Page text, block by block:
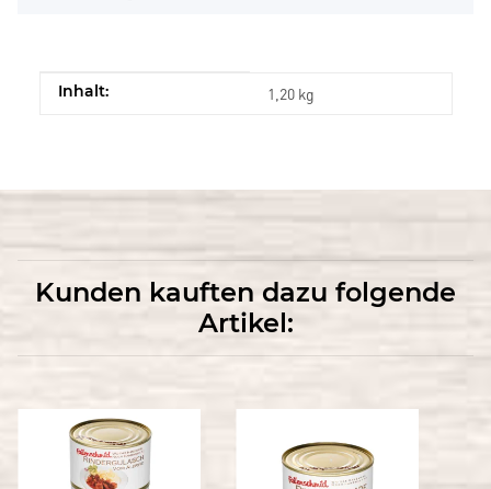
Produkteigenschaft
Wert
Inhalt: 1,20 kg
Kunden kauften dazu folgende
Artikel: